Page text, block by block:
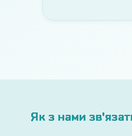
Як з нами